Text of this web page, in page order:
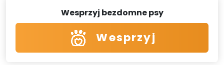
Wesprzyj bezdomne psy
Wesprzyj